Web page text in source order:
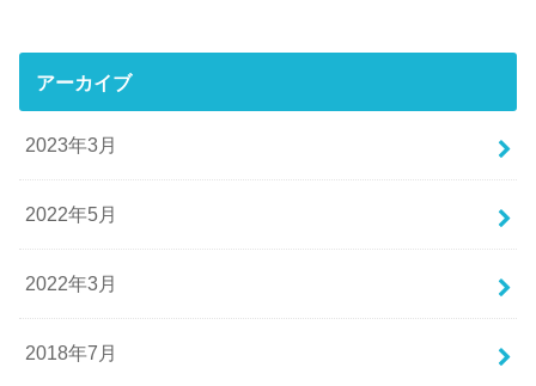
アーカイブ
2023年3月
2022年5月
2022年3月
2018年7月